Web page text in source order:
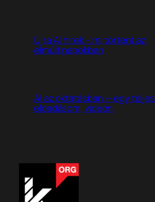
Újra AI hírek – mi történt az
elmúlt napokban
AI az oktatásban — egy teljes
előadásom, videón